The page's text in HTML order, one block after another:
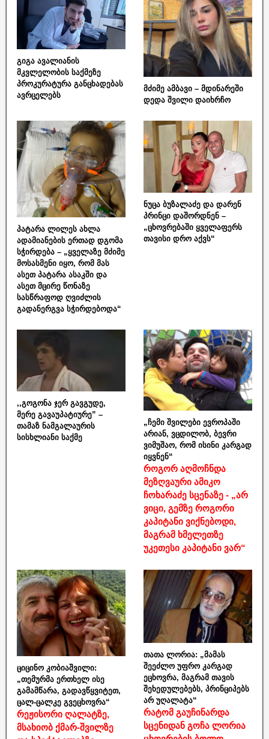
გიგა ავალიანის
მკვლელობის საქმეზე
პროკურატურა განცხადებას
ავრცელებს
მძიმე ამბავი – მდინარეში
დედა შვილი დაიხრჩო
პატარა ლილეს ახლა
ადამიანების ერთად დგომა
სჭირდება – „ყველაზე მძიმე
მოსასმენი იყო, რომ მას
ასეთ პატარა ასაკში და
ასეთ მცირე წონაზე
სასწრაფოდ ღვიძლის
გადანერგვა სჭირდებოდა“
ნუცა ბუზალაძე და დარენ
პრინცი დაშორდნენ –
„ცხოვრებაში ყველაფერს
თავისი დრო აქვს“
,,გოგონა ჯერ გავგუდე,
მერე გავაუპატიურე” –
თამაზ ნამგალაურის
სისხლიანი საქმე
„ჩემი შვილები ევროპაში
არიან, ვცდილობ, ბევრი
ვიმუშაო, რომ ისინი კარგად
იყვნენ“
როგორ აღმოჩნდა
მეზღვაური ამიკო
ჩოხარაძე სცენაზე - „არ
ვიცი, გემზე როგორი
კაპიტანი ვიქნებოდი,
მაგრამ ხმელეთზე
უკეთესი კაპიტანი ვარ“
ციცინო კობიაშვილი:
„თემურმა ერთხელ ისე
გამამწარა, გადავწყვიტეთ,
ცალ-ცალკე გვეცხოვრა“
რეჟისორი ღალატზე,
მსახიობ ქმარ-შვილზე
თათა ლორია: „მამას
შეეძლო უფრო კარგად
ეცხოვრა, მაგრამ თავის
შეხედულებებს, პრინციპებს
არ უღალატა“
რატომ გაუჩინარდა
სცენიდან გოჩა ლორია